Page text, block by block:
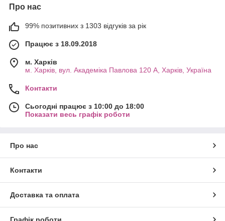
Про нас
99% позитивних з 1303 відгуків за рік
Працює з 18.09.2018
м. Харків
м. Харків, вул. Академіка Павлова 120 А, Харків, Україна
Контакти
Сьогодні працює з 10:00 до 18:00
Показати весь графік роботи
Про нас
Контакти
Доставка та оплата